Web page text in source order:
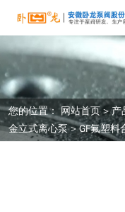
您的位置： 网站首页>产
金立式离心泵>GF氟塑料